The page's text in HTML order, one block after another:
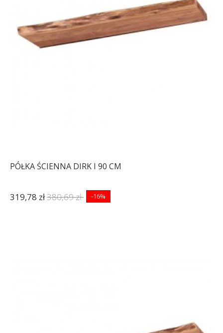
PÓŁKA ŚCIENNA DIRK I 90 CM
319,78 zł380,69 zł -16%